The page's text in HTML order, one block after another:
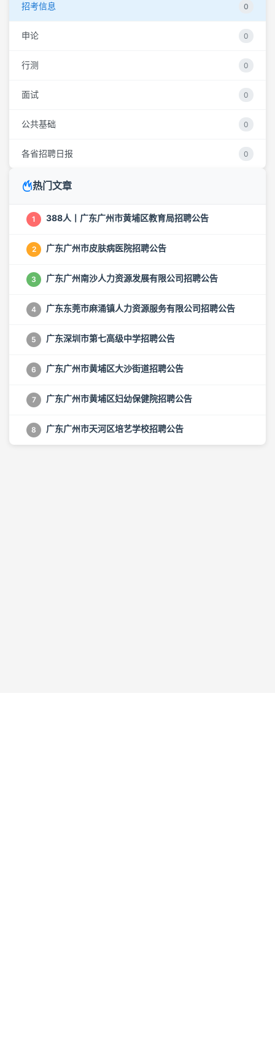
招考信息 0
申论 0
行测 0
面试 0
公共基础 0
各省招聘日报 0
热门文章
1 388人丨广东广州市黄埔区教育局招聘公告
2 广东广州市皮肤病医院招聘公告
3 广东广州南沙人力资源发展有限公司招聘公告
4 广东东莞市麻涌镇人力资源服务有限公司招聘公告
5 广东深圳市第七高级中学招聘公告
6 广东广州市黄埔区大沙街道招聘公告
7 广东广州市黄埔区妇幼保健院招聘公告
8 广东广州市天河区培艺学校招聘公告